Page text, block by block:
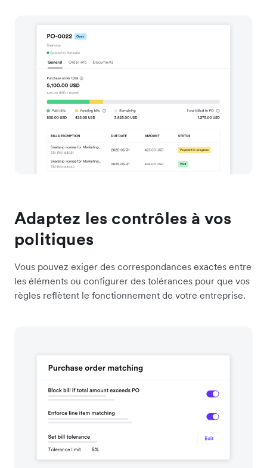
Adaptez les contrôles à vos
politiques
Vous pouvez exiger des correspondances exactes entre
les éléments ou configurer des tolérances pour que vos
règles reflètent le fonctionnement de votre entreprise.